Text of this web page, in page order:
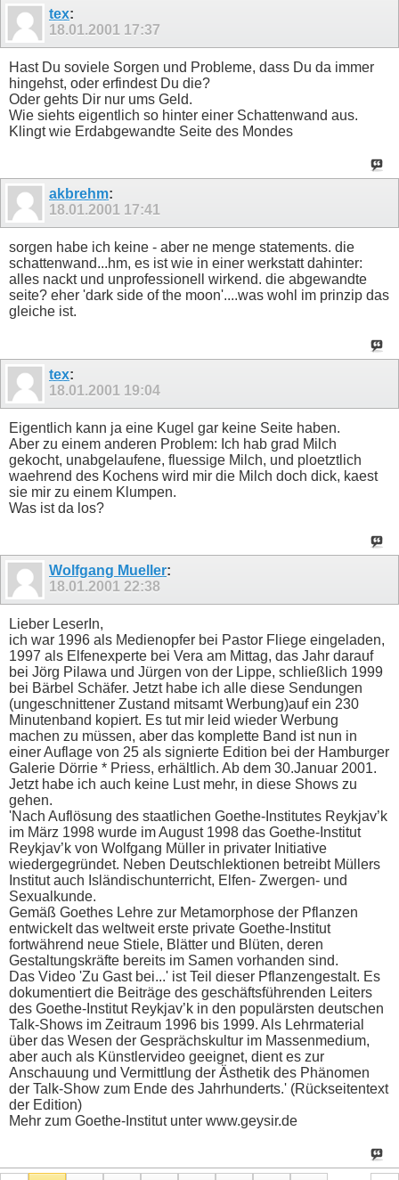
tex:
18.01.2001 17:37
Hast Du soviele Sorgen und Probleme, dass Du da immer
hingehst, oder erfindest Du die?
Oder gehts Dir nur ums Geld.
Wie siehts eigentlich so hinter einer Schattenwand aus.
Klingt wie Erdabgewandte Seite des Mondes
akbrehm:
18.01.2001 17:41
sorgen habe ich keine - aber ne menge statements. die
schattenwand...hm, es ist wie in einer werkstatt dahinter:
alles nackt und unprofessionell wirkend. die abgewandte
seite? eher 'dark side of the moon'....was wohl im prinzip das
gleiche ist.
tex:
18.01.2001 19:04
Eigentlich kann ja eine Kugel gar keine Seite haben.
Aber zu einem anderen Problem: Ich hab grad Milch
gekocht, unabgelaufene, fluessige Milch, und ploetztlich
waehrend des Kochens wird mir die Milch doch dick, kaest
sie mir zu einem Klumpen.
Was ist da los?
Wolfgang Mueller:
18.01.2001 22:38
Lieber LeserIn,
ich war 1996 als Medienopfer bei Pastor Fliege eingeladen,
1997 als Elfenexperte bei Vera am Mittag, das Jahr darauf
bei Jörg Pilawa und Jürgen von der Lippe, schließlich 1999
bei Bärbel Schäfer. Jetzt habe ich alle diese Sendungen
(ungeschnittener Zustand mitsamt Werbung)auf ein 230
Minutenband kopiert. Es tut mir leid wieder Werbung
machen zu müssen, aber das komplette Band ist nun in
einer Auflage von 25 als signierte Edition bei der Hamburger
Galerie Dörrie * Priess, erhältlich. Ab dem 30.Januar 2001.
Jetzt habe ich auch keine Lust mehr, in diese Shows zu
gehen.
'Nach Auflösung des staatlichen Goethe-Institutes Reykjav’k
im März 1998 wurde im August 1998 das Goethe-Institut
Reykjav’k von Wolfgang Müller in privater Initiative
wiedergegründet. Neben Deutschlektionen betreibt Müllers
Institut auch Isländischunterricht, Elfen- Zwergen- und
Sexualkunde.
Gemäß Goethes Lehre zur Metamorphose der Pflanzen
entwickelt das weltweit erste private Goethe-Institut
fortwährend neue Stiele, Blätter und Blüten, deren
Gestaltungskräfte bereits im Samen vorhanden sind.
Das Video 'Zu Gast bei...' ist Teil dieser Pflanzengestalt. Es
dokumentiert die Beiträge des geschäftsführenden Leiters
des Goethe-Institut Reykjav’k in den populärsten deutschen
Talk-Shows im Zeitraum 1996 bis 1999. Als Lehrmaterial
über das Wesen der Gesprächskultur im Massenmedium,
aber auch als Künstlervideo geeignet, dient es zur
Anschauung und Vermittlung der Ästhetik des Phänomen
der Talk-Show zum Ende des Jahrhunderts.' (Rückseitentext
der Edition)
Mehr zum Goethe-Institut unter www.geysir.de